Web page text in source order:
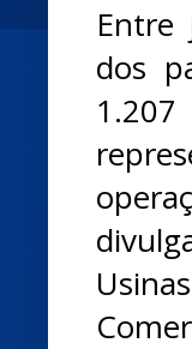
Entre
dos